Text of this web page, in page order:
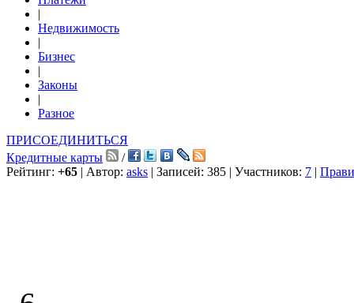
|
Недвижимость
|
Бизнес
|
Законы
|
Разное
ПРИСОЕДИНИТЬСЯ
Кредитные карты
/
Рейтинг: +65 | Автор: asks | Записей: 385 | Участников: 7 |